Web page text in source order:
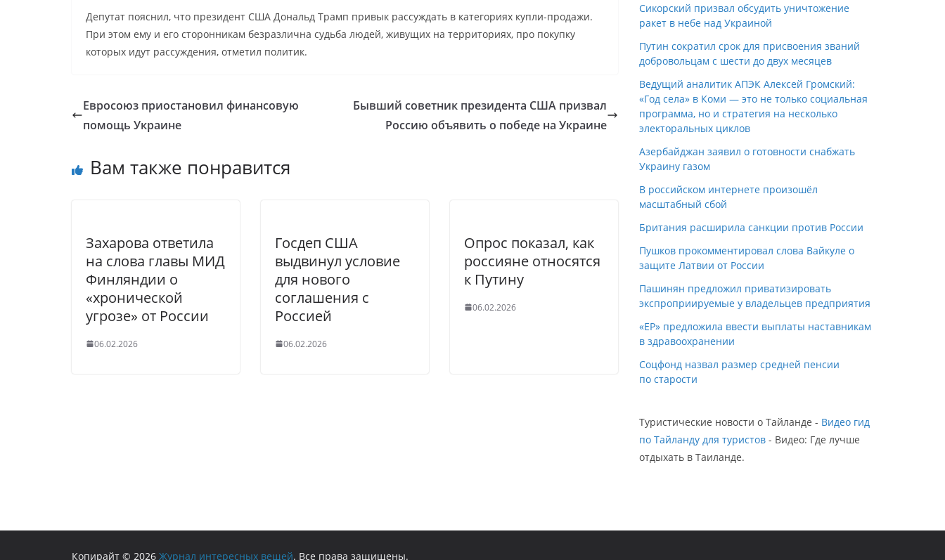
Депутат пояснил, что президент США Дональд Трамп привык рассуждать в категориях купли-продажи.
При этом ему и его сторонникам безразлична судьба людей, живущих на территориях, про покупку
которых идут рассуждения, отметил политик.
Евросоюз приостановил финансовую
помощь Украине
Бывший советник президента США призвал
Россию объявить о победе на Украине
Вам также понравится
Захарова ответила
на слова главы МИД
Финляндии о
«хронической
угрозе» от России
06.02.2026
Госдеп США
выдвинул условие
для нового
соглашения с
Россией
06.02.2026
Опрос показал, как
россияне относятся
к Путину
06.02.2026
Сикорский призвал обсудить уничтожение
ракет в небе над Украиной
Путин сократил срок для присвоения званий
добровольцам с шести до двух месяцев
Ведущий аналитик АПЭК Алексей Громский:
«Год села» в Коми — это не только социальная
программа, но и стратегия на несколько
электоральных циклов
Азербайджан заявил о готовности снабжать
Украину газом
В российском интернете произошёл
масштабный сбой
Британия расширила санкции против России
Пушков прокомментировал слова Вайкуле о
защите Латвии от России
Пашинян предложил приватизировать
экспроприируемые у владельцев предприятия
«ЕР» предложила ввести выплаты наставникам
в здравоохранении
Соцфонд назвал размер средней пенсии
по старости
Туристические новости о Тайланде - Видео гид
по Тайланду для туристов - Видео: Где лучше
отдыхать в Таиланде.
Копирайт © 2026 Журнал интересных вещей. Все права защищены.